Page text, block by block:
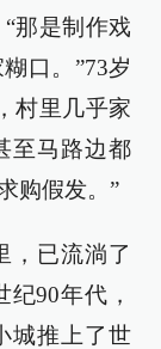
那是制作戏
口。”73岁
村里几乎家
至马路边都
购假发。”
，已流淌了
90年代，
城推上了世